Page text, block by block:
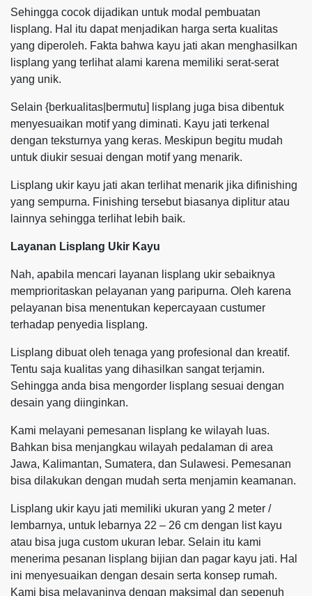
Sehingga cocok dijadikan untuk modal pembuatan
lisplang. Hal itu dapat menjadikan harga serta kualitas
yang diperoleh. Fakta bahwa kayu jati akan menghasilkan
lisplang yang terlihat alami karena memiliki serat-serat
yang unik.
Selain {berkualitas|bermutu] lisplang juga bisa dibentuk
menyesuaikan motif yang diminati. Kayu jati terkenal
dengan teksturnya yang keras. Meskipun begitu mudah
untuk diukir sesuai dengan motif yang menarik.
Lisplang ukir kayu jati akan terlihat menarik jika difinishing
yang sempurna. Finishing tersebut biasanya diplitur atau
lainnya sehingga terlihat lebih baik.
Layanan Lisplang Ukir Kayu
Nah, apabila mencari layanan lisplang ukir sebaiknya
memprioritaskan pelayanan yang paripurna. Oleh karena
pelayanan bisa menentukan kepercayaan custumer
terhadap penyedia lisplang.
Lisplang dibuat oleh tenaga yang profesional dan kreatif.
Tentu saja kualitas yang dihasilkan sangat terjamin.
Sehingga anda bisa mengorder lisplang sesuai dengan
desain yang diinginkan.
Kami melayani pemesanan lisplang ke wilayah luas.
Bahkan bisa menjangkau wilayah pedalaman di area
Jawa, Kalimantan, Sumatera, dan Sulawesi. Pemesanan
bisa dilakukan dengan mudah serta menjamin keamanan.
Lisplang ukir kayu jati memiliki ukuran yang 2 meter /
lembarnya, untuk lebarnya 22 – 26 cm dengan list kayu
atau bisa juga custom ukuran lebar. Selain itu kami
menerima pesanan lisplang bijian dan pagar kayu jati. Hal
ini menyesuaikan dengan desain serta konsep rumah.
Kami bisa melayaninya dengan maksimal dan sepenuh